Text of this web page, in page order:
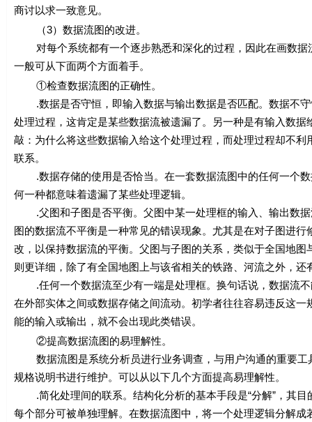
商讨以求一致意见。
（3）数据流图的改进。
对每个系统都有一个逐步熟悉和深化的过程，因此在画数据
一般可从下面两个方面着手。
①检查数据流图的正确性。
.数据是否守恒，即输入数据与输出数据是否匹配。数据不守
处理过程，这肯定是某些数据流被遗漏了。另一种是有输入数
敲：为什么将这些数据输入给这个处理过程，而处理过程却不
联系。
.数据存储的使用是否恰当。在一套数据流图中的任何一个数
何一种都意味着遗漏了某些处理逻辑。
.父图和子图是否平衡。父图中某一处理框的输入、输出数据
图的数据流不平衡是一种常见的错误现象。尤其是在对子图进
改，以保持数据流的平衡。父图与子图的关系，类似于全国地
则更详细，除了有全国地图上与该省相关的铁路、河流之外，
.任何一个数据流至少有一端是处理框。换句话说，数据流不
在外部实体之间或数据存储之间流动。初学者往往容易违反这
能的输入或输出，就不会出现此类错误。
②提高数据流图的易理解性。
数据流图是系统分析员进行业务调查，与用户沟通的重要工
规格说明书进行维护。可以从以下几个方面提高易理解性。
.简化处理间的联系。结构化分析的基本手段是“分解”，其目
每个部分可被单独理解。在数据流图中，将一个处理逻辑分解